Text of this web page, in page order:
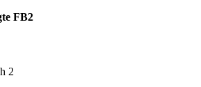
FB2
2